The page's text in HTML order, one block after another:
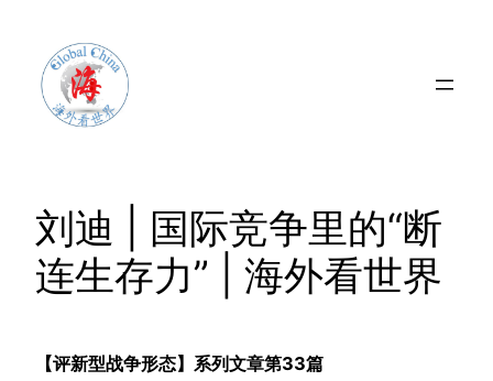
content
刘迪 | 国际竞争里的“断
连生存力” | 海外看世界
【评新型战争形态】系列文章第33篇